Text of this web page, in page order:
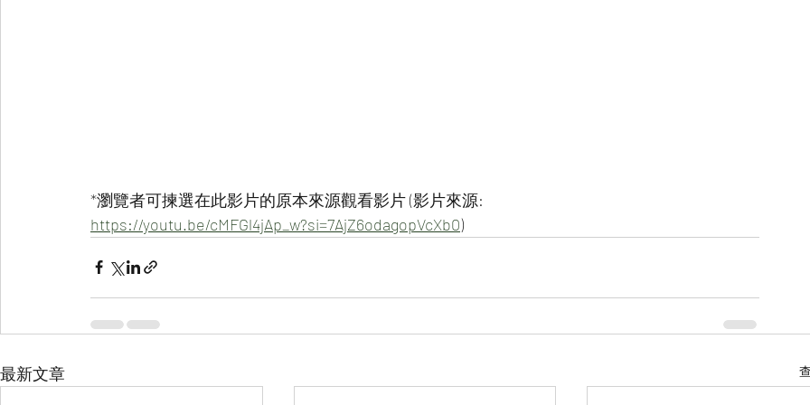
*瀏覽者可揀選在此影片的原本來源觀看影片 (影片來源:
https://youtu.be/cMFGl4jAp_w?si=7AjZ6odagopVcXb0)
最新文章